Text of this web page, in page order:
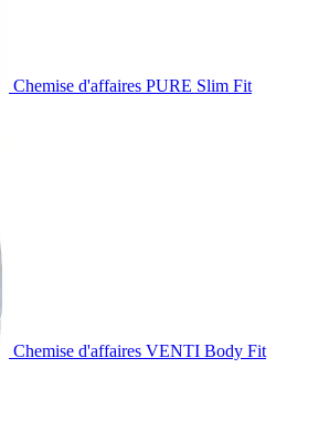
Chemise d'affaires PURE Slim Fit
Chemise d'affaires VENTI Body Fit